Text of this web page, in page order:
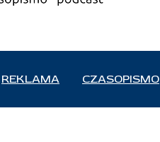
REKLAMA CZASOPISMO